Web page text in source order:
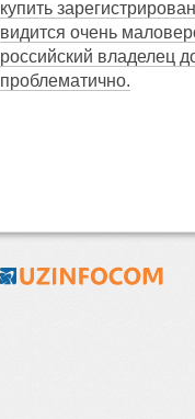
купить
видится очень
российский владелец
проблематично.